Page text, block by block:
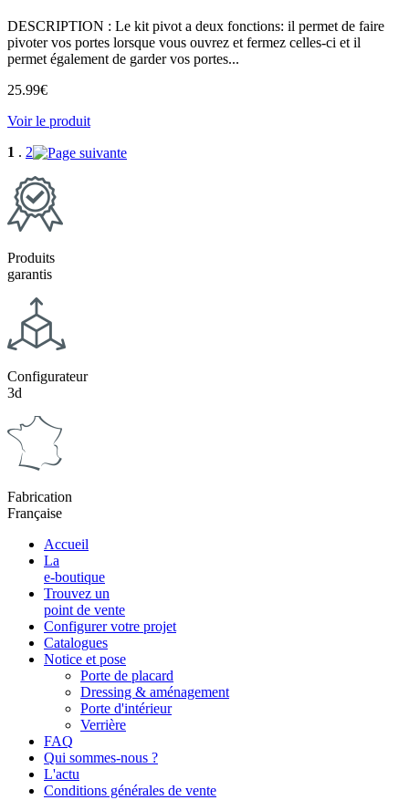
DESCRIPTION : Le kit pivot a deux fonctions: il permet de faire
pivoter vos portes lorsque vous ouvrez et fermez celles-ci et il
permet également de garder vos portes...
25.99€
Voir le produit
1 . 2
Produits
garantis
Configurateur
3d
Fabrication
Française
Accueil
La
e-boutique
Trouvez un
point de vente
Configurer votre projet
Catalogues
Notice et pose
Porte de placard
Dressing & aménagement
Porte d'intérieur
Verrière
FAQ
Qui sommes-nous ?
L'actu
Conditions générales de vente